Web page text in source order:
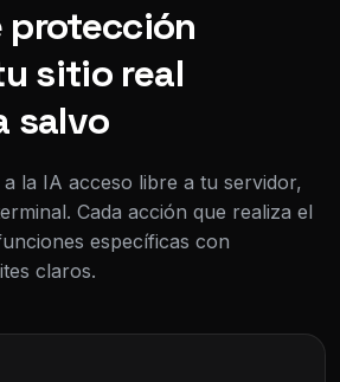
protección
sitio real
salvo
la IA acceso libre a tu servidor,
Cada acción que realiza el
específicas con
claros.